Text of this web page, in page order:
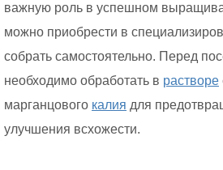
важную роль в успешном
можно приобрести в
собрать самостоятельно. Перед
необходимо обработать в растворе
марганцового калия для
улучшения всхожести.